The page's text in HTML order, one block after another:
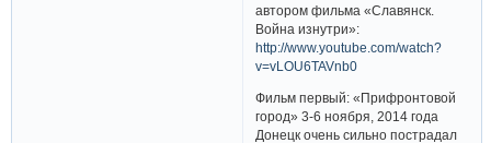
автором фильма «Славянск.
Война изнутри»:
http://www.youtube.com/watch?
v=vLOU6TAVnb0
Фильм первый: «Прифронтовой
город» 3-6 ноября, 2014 года
Донецк очень сильно пострадал